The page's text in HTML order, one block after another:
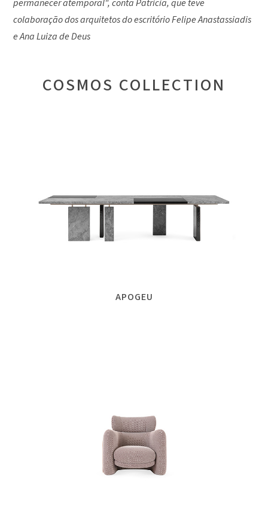
permanecer atemporal", conta Patricia, que teve
colaboração dos arquitetos do escritório Felipe Anastassiadis
e Ana Luiza de Deus
COSMOS COLLECTION
APOGEU